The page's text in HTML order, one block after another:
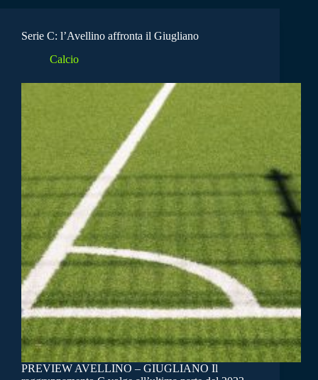
Serie C: l’Avellino affronta il Giugliano
Calcio
PREVIEW AVELLINO – GIUGLIANO Il